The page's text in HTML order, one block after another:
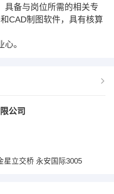
具备与岗位所需的相关专
CAD制图软件，具有核算
。
公司
星立交桥 永安国际3005